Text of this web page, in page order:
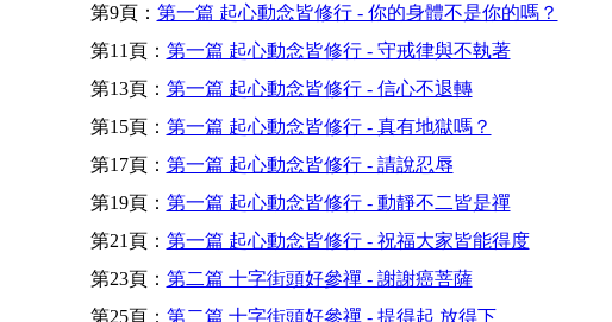
第9頁： 第一篇 起心動念皆修行 - 你的身體不是你的嗎？
第11頁： 第一篇 起心動念皆修行 - 守戒律與不執著
第13頁： 第一篇 起心動念皆修行 - 信心不退轉
第15頁： 第一篇 起心動念皆修行 - 真有地獄嗎？
第17頁： 第一篇 起心動念皆修行 - 請說忍辱
第19頁： 第一篇 起心動念皆修行 - 動靜不二皆是禪
第21頁： 第一篇 起心動念皆修行 - 祝福大家皆能得度
第23頁： 第二篇 十字街頭好參禪 - 謝謝癌菩薩
第25頁： 第二篇 十字街頭好參禪 - 提得起 放得下